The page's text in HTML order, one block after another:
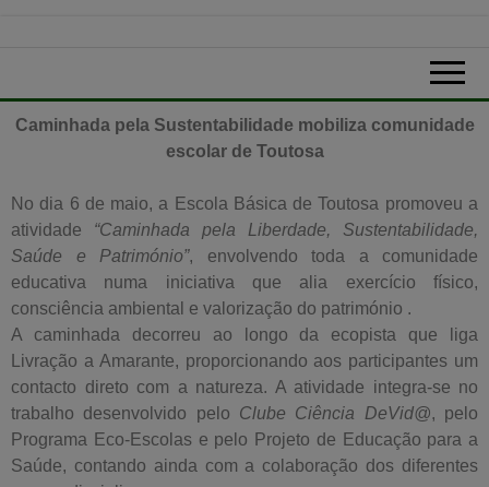
Caminhada pela Sustentabilidade mobiliza comunidade
escolar de Toutosa
No dia 6 de maio, a Escola Básica de Toutosa promoveu a
atividade “Caminhada pela Liberdade, Sustentabilidade,
Saúde e Património”, envolvendo toda a comunidade
educativa numa iniciativa que alia exercício físico,
consciência ambiental e valorização do património .
A caminhada decorreu ao longo da ecopista que liga
Livração a Amarante, proporcionando aos participantes um
contacto direto com a natureza. A atividade integra-se no
trabalho desenvolvido pelo Clube Ciência DeVid@, pelo
Programa Eco-Escolas e pelo Projeto de Educação para a
Saúde, contando ainda com a colaboração dos diferentes